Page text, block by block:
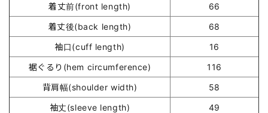
着丈前(front length)
66
着丈後(back length)
68
袖口(cuff length)
16
裾ぐるり(hem circumference)
116
背肩幅(shoulder width)
58
袖丈(sleeve length)
49